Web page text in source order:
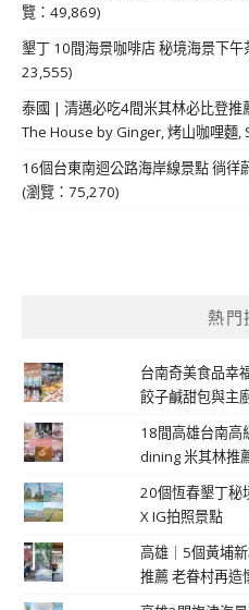
覽：49,869)
墾丁 10間海景咖啡店 秘境海景下午
23,555)
泰國 | 清邁必吃4間米其林必比登
The House by Ginger, 烤山咖哩麵
16個台東南迴公路海岸線景點 徜徉
(瀏覽：75,270)
熱門
台南奇美食品幸
餃子鹹甜包與主
18間高雄台南高
dining 米其林推
20個恆春墾丁秘
X IG拍照景點
高雄｜5個黃埔
推薦 老眷村再造